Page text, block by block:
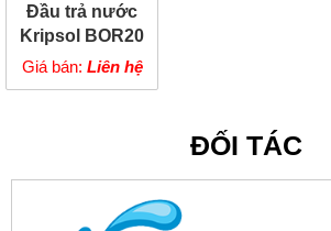
Đầu trả nước
Kripsol BOR20
Giá bán: Liên hệ
ĐỐI TÁC